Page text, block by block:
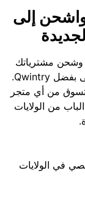
إلى
وشحن مشترياتك
إلى كاليدونيا الجديدة أسهل من أي وقت مضى بفضل Qwintry.
من أي متجر
من الولايات
في الولايات